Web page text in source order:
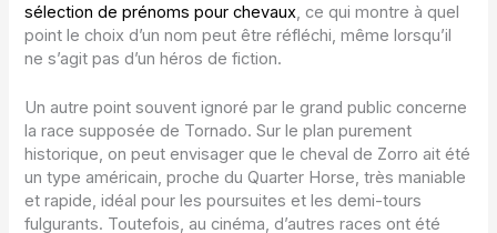
sélection de prénoms pour chevaux, ce qui montre à quel
point le choix d’un nom peut être réfléchi, même lorsqu’il
ne s’agit pas d’un héros de fiction.
Un autre point souvent ignoré par le grand public concerne
la race supposée de Tornado. Sur le plan purement
historique, on peut envisager que le cheval de Zorro ait été
un type américain, proche du Quarter Horse, très maniable
et rapide, idéal pour les poursuites et les demi-tours
fulgurants. Toutefois, au cinéma, d’autres races ont été